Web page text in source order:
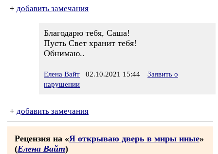
+ добавить замечания
Благодарю тебя, Саша!
Пусть Свет хранит тебя!
Обнимаю..
Елена Вайт 02.10.2021 15:44
Заявить о
нарушении
+ добавить замечания
Рецензия на «Я открываю дверь в миры иные»
(Елена Вайт)